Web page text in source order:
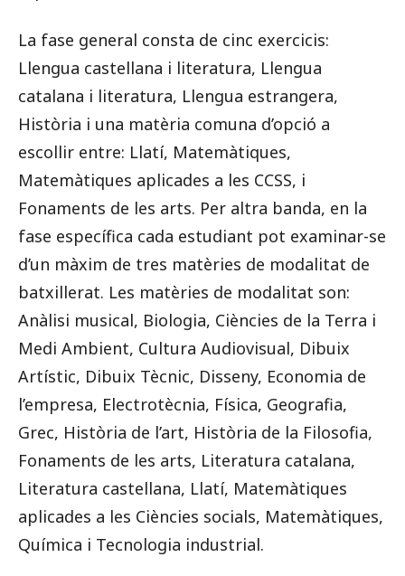
La fase general consta de cinc exercicis:
Llengua castellana i literatura, Llengua
catalana i literatura, Llengua estrangera,
Història i una matèria comuna d’opció a
escollir entre: Llatí, Matemàtiques,
Matemàtiques aplicades a les CCSS, i
Fonaments de les arts. Per altra banda, en la
fase específica cada estudiant pot examinar-se
d’un màxim de tres matèries de modalitat de
batxillerat. Les matèries de modalitat son:
Anàlisi musical, Biologia, Ciències de la Terra i
Medi Ambient, Cultura Audiovisual, Dibuix
Artístic, Dibuix Tècnic, Disseny, Economia de
l’empresa, Electrotècnia, Física, Geografia,
Grec, Història de l’art, Història de la Filosofia,
Fonaments de les arts, Literatura catalana,
Literatura castellana, Llatí, Matemàtiques
aplicades a les Ciències socials, Matemàtiques,
Química i Tecnologia industrial.